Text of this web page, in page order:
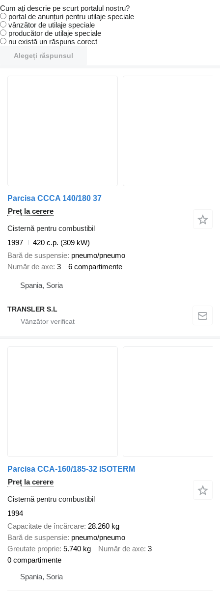
Cum ați descrie pe scurt portalul nostru?
portal de anunțuri pentru utilaje speciale
vânzător de utilaje speciale
producător de utilaje speciale
nu există un răspuns corect
Alegeți răspunsul
Parcisa CCCA 140/180 37
Preț la cerere
Cisternă pentru combustibil
1997
420 c.p. (309 kW)
Bară de suspensie pneumo/pneumo
Număr de axe 3 6 compartimente
Spania, Soria
TRANSLER S.L
Parcisa CCA-160/185-32 ISOTERM
Preț la cerere
Cisternă pentru combustibil
1994
Capacitate de încărcare 28.260 kg
Bară de suspensie pneumo/pneumo
Greutate proprie 5.740 kg Număr de axe 3
0 compartimente
Spania, Soria